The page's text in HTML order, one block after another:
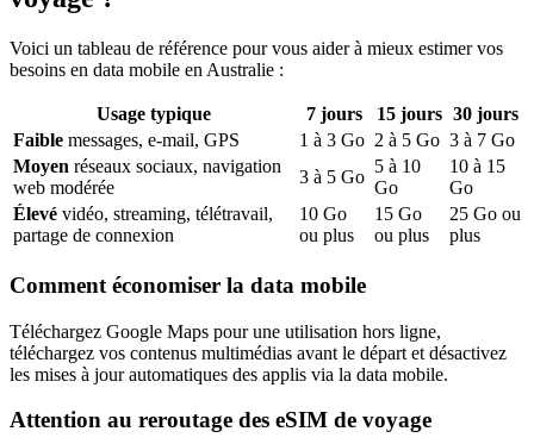
Voici un tableau de référence pour vous aider à mieux estimer vos
besoins en data mobile en Australie :
Usage typique 7 jours 15 jours 30jours
Faible messages, e-mail, GPS 1 à 3 Go 2 à 5 Go 3 à 7 Go
Moyen réseaux sociaux, navigation
web modérée
3 à 5 Go
5 à 10
Go
10 à 15
Go
Élevé vidéo, streaming, télétravail,
partage de connexion
10 Go
ou plus
15 Go
ou plus
25 Go ou
plus
Comment économiser la data mobile
Téléchargez Google Maps pour une utilisation hors ligne,
téléchargez vos contenus multimédias avant le départ et désactivez
les mises à jour automatiques des applis via la data mobile.
Attention au reroutage des eSIM de voyage